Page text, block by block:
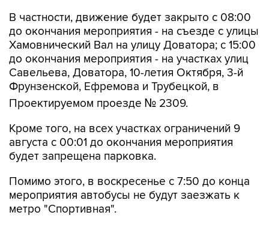
В частности, движение будет закрыто с 08:00
до окончания мероприятия - на съезде с улицы
Хамовнический Вал на улицу Доватора; с 15:00
до окончания мероприятия - на участках улиц
Савельева, Доватора, 10-летия Октября, 3-й
Фрунзенской, Ефремова и Трубецкой, в
Проектируемом проезде № 2309.
Кроме того, на всех участках ограничений 9
августа с 00:01 до окончания мероприятия
будет запрещена парковка.
Помимо этого, в воскресенье с 7:50 до конца
мероприятия автобусы не будут заезжать к
метро "Спортивная".